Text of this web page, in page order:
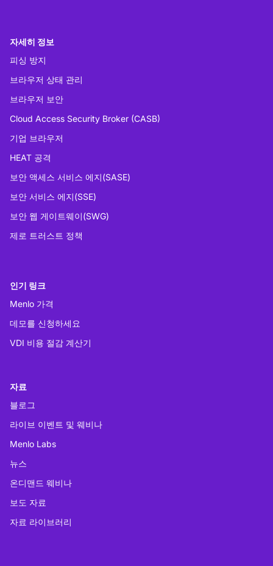
자세히 정보
피싱 방지
브라우저 상태 관리
브라우저 보안
Cloud Access Security Broker (CASB)
기업 브라우저
HEAT 공격
보안 액세스 서비스 에지(SASE)
보안 서비스 에지(SSE)
보안 웹 게이트웨이(SWG)
제로 트러스트 정책
인기 링크
Menlo 가격
데모를 신청하세요
VDI 비용 절감 계산기
자료
블로그
라이브 이벤트 및 웨비나
Menlo Labs
뉴스
온디맨드 웨비나
보도 자료
자료 라이브러리